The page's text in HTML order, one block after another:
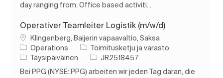
day ranging from. Office based activiti...
Operativer Teamleiter Logistik (m/w/d)
PaikkaKlingenberg, Baijerin vapaavaltio, Saksa
Operations
Luokka
Toimitusketju ja varasto
Työn tyyppi
Täysipäiväinen Työn tunnus
JR2518457
Bei PPG (NYSE: PPG) arbeiten wir jeden Tag daran, die